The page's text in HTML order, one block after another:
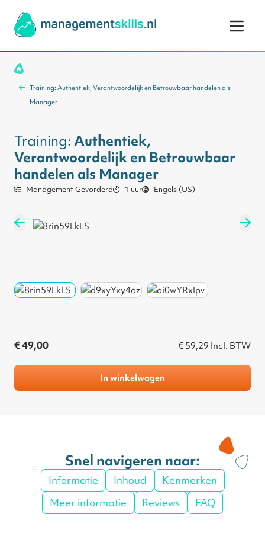
Training: Authentiek, Verantwoordelijk en Betrouwbaar handelen als
Manager
Training:Authentiek,
Verantwoordelijk en Betrouwbaar
handelen als Manager
Management Gevorderd 1 uur Engels (US)
€ 49,00 € 59,29 Incl. BTW
In winkelwagen
Snel navigeren naar:
Informatie Inhoud
Kenmerken
Meer informatie
Reviews FAQ